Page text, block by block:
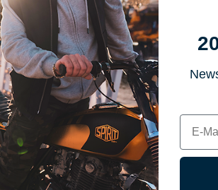
Bewertung von 0 von 5 Sternen
Dual Canbus
E-mail